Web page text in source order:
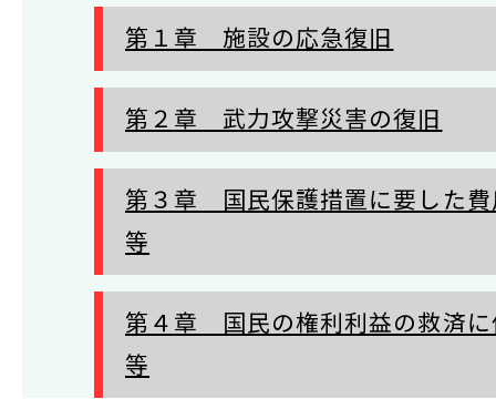
第１章 施設の応急復旧
第２章 武力攻撃災害の復旧
第３章 国民保護措置に要した費
等
第４章 国民の権利利益の救済に
等